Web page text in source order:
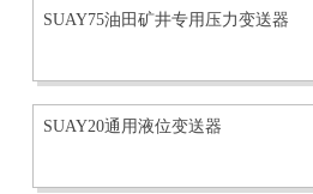
SUAY75油田矿井专用压力变送器
SUAY20通用液位变送器